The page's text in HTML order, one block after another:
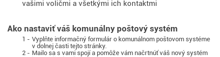
vašimi voličmi a všetkými ich kontaktmi
Ako nastaviť váš komunálny poštový systém
1 - Vyplňte informačný formulár o komunálnom poštovom systéme
v dolnej časti tejto stránky.
2 - Mailo sa s vami spojí a pomôže vám načrtnúť váš nový systém